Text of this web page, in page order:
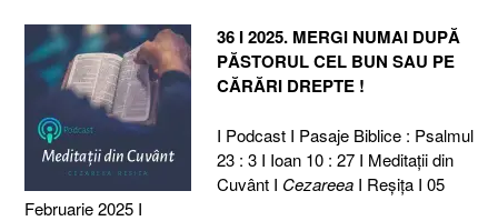
36 I 2025. MERGI NUMAI DUPĂ
PĂSTORUL CEL BUN SAU PE
CĂRĂRI DREPTE !
I Podcast I Pasaje Biblice : Psalmul
23 : 3 I Ioan 10 : 27 I Meditaţii din
Cuvânt I CezareeaI Reşiţa I 05
Februarie 2025 I